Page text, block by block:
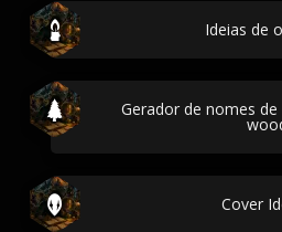
Ideias de
Gerador de nomes
Cover